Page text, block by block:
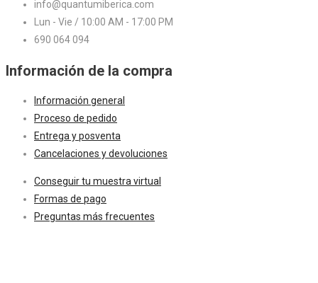
info@quantumiberica.com
Lun - Vie / 10:00 AM - 17:00 PM
690 064 094
Información de la compra
Información general
Proceso de pedido
Entrega y posventa
Cancelaciones y devoluciones
Conseguir tu muestra virtual
Formas de pago
Preguntas más frecuentes